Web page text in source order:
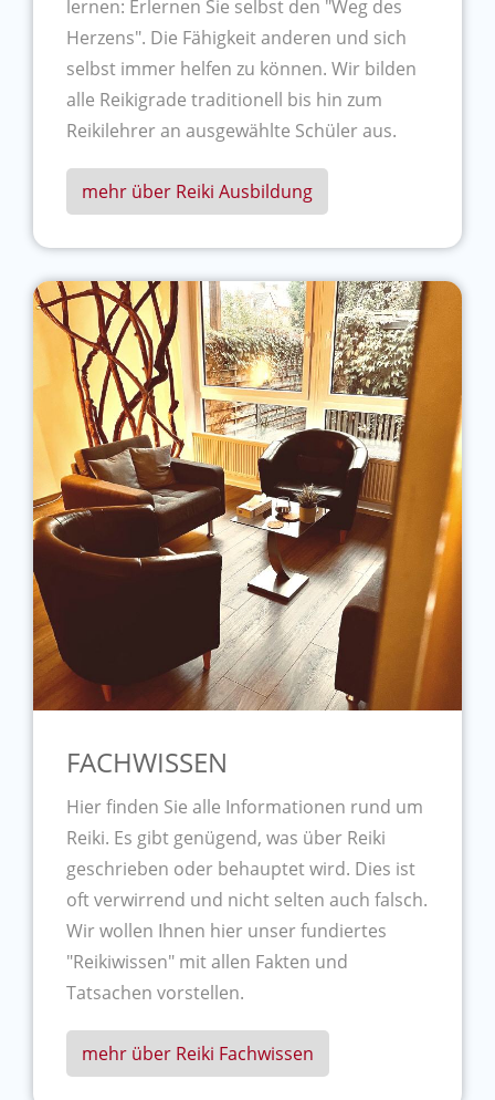
lernen: Erlernen Sie selbst den "Weg des
Herzens". Die Fähigkeit anderen und sich
selbst immer helfen zu können. Wir bilden
alle Reikigrade traditionell bis hin zum
Reikilehrer an ausgewählte Schüler aus.
mehr über Reiki Ausbildung
FACHWISSEN
Hier finden Sie alle Informationen rund um
Reiki. Es gibt genügend, was über Reiki
geschrieben oder behauptet wird. Dies ist
oft verwirrend und nicht selten auch falsch.
Wir wollen Ihnen hier unser fundiertes
"Reikiwissen" mit allen Fakten und
Tatsachen vorstellen.
mehr über Reiki Fachwissen